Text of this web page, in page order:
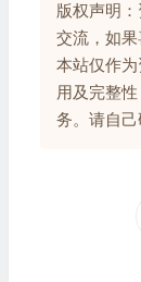
版权声明
交流，如果
本站仅作
用及完整
务。请自